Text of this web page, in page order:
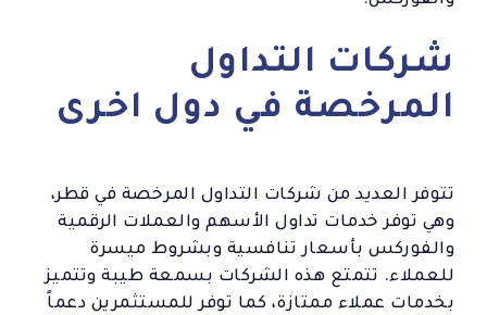
شركات التداول
المرخصة في دول اخرى
تتوفر العديد من شركات التداول المرخصة في قطر،
وهي توفر خدمات تداول الأسهم والعملات الرقمية
والفوركس بأسعار تنافسية وبشروط ميسرة
للعملاء. تتمتع هذه الشركات بسمعة طيبة وتتميز
بخدمات عملاء ممتازة، كما توفر للمستثمرين دعماً